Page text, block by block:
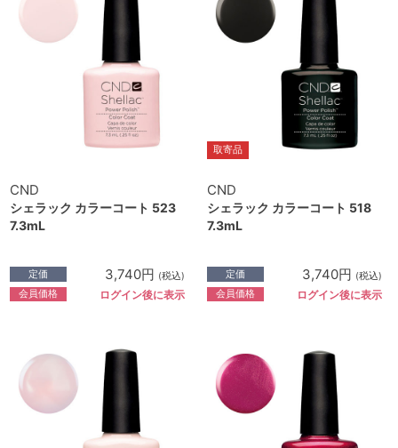
CND
シェラック カラーコート 523
7.3mL
定価 3,740円 (税込)
会員価格 ログイン後に表示
取寄品
CND
シェラック カラーコート 518
7.3mL
定価 3,740円 (税込)
会員価格 ログイン後に表示